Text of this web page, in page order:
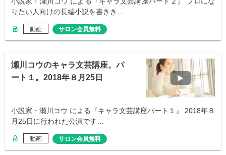
りたい人向けの長編小説を書きき…
動画 サロン会員無料
瀬川コウのキャラ文芸講座。パ
ート１。2018年８月25日
小説家・瀬川コウ による『キャラ文芸講座パート１』 2018年８
月25日に行われた公演です…
動画 サロン会員無料